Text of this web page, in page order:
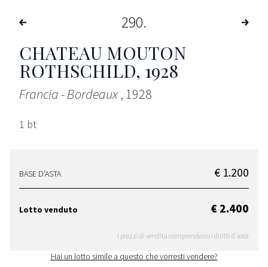
290
CHATEAU MOUTON
ROTHSCHILD, 1928
Francia - Bordeaux, 1928
1 bt
BASE D'ASTA € 1.200
Lotto venduto € 2.400
I prezzi di vendita comprendono i diritti d'asta
Hai un lotto simile a questo che vorresti vendere?